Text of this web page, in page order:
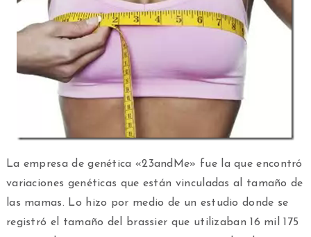
La empresa de genética «23andMe» fue la que encontró
variaciones genéticas que están vinculadas al tamaño de
las mamas. Lo hizo por medio de un estudio donde se
registró el tamaño del brassier que utilizaban 16 mil 175